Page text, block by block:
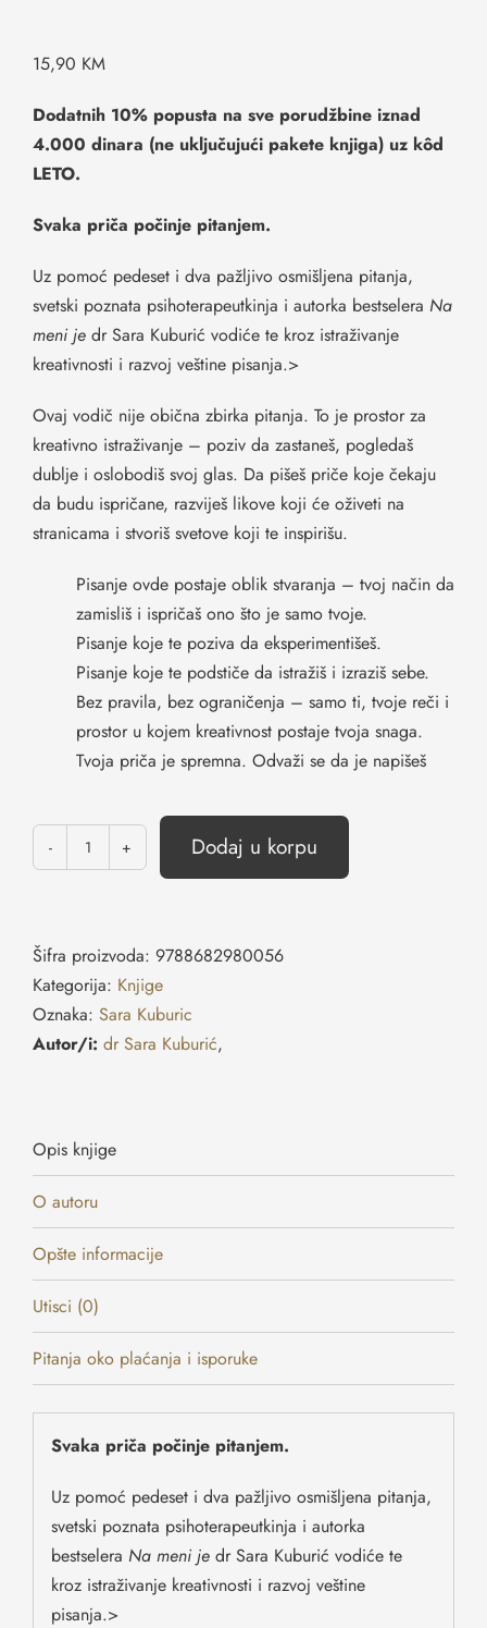
15,90 KM
Dodatnih 10% popusta na sve porudžbine iznad
4.000 dinara (ne uključujući pakete knjiga) uz kôd
LETO.
Svaka priča počinje pitanjem.
Uz pomoć pedeset i dva pažljivo osmišljena pitanja,
svetski poznata psihoterapeutkinja i autorka bestselera Na
meni je dr Sara Kuburić vodiće te kroz istraživanje
kreativnosti i razvoj veštine pisanja.>
Ovaj vodič nije obična zbirka pitanja. To je prostor za
kreativno istraživanje – poziv da zastaneš, pogledaš
dublje i oslobodiš svoj glas. Da pišeš priče koje čekaju
da budu ispričane, razviješ likove koji će oživeti na
stranicama i stvoriš svetove koji te inspirišu.
Pisanje ovde postaje oblik stvaranja – tvoj način da
zamisliš i ispričaš ono što je samo tvoje.
Pisanje koje te poziva da eksperimentišeš.
Pisanje koje te podstiče da istražiš i izraziš sebe.
Bez pravila, bez ograničenja – samo ti, tvoje reči i
prostor u kojem kreativnost postaje tvoja snaga.
Tvoja priča je spremna. Odvaži se da je napišeš
Dodaj u korpu
Šifra proizvoda: 9788682980056
Kategorija: Knjige
Oznaka: Sara Kuburic
Autor/i: dr Sara Kuburić,
Opis knjige
O autoru
Opšte informacije
Utisci (0)
Pitanja oko plaćanja i isporuke
Svaka priča počinje pitanjem.
Uz pomoć pedeset i dva pažljivo osmišljena pitanja,
svetski poznata psihoterapeutkinja i autorka
bestselera Na meni jedr Sara Kuburić vodiće te
kroz istraživanje kreativnosti i razvoj veštine
pisanja.>